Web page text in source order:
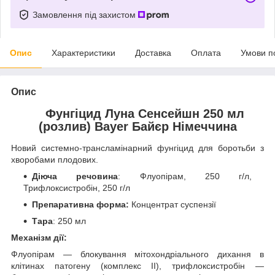
Замовлення під захистом
Опис Характеристики Доставка Оплата Умови
Опис
Фунгіцид Луна Сенсейшн 250 мл
(розлив) Bayer Байєр Німеччина
Новий системно-трансламінарний фунгіцид для боротьби з
хворобами плодових.
Діюча речовина: Флуопірам, 250 г/л,
Трифлоксистробін, 250 г/л
Препаративна форма: Концентрат суспензії
Тара: 250 мл
Механізм дії:
Флуопірам — блокування мітохондріального дихання в
клітинах патогену (комплекс ІІ), трифлоксистробін —